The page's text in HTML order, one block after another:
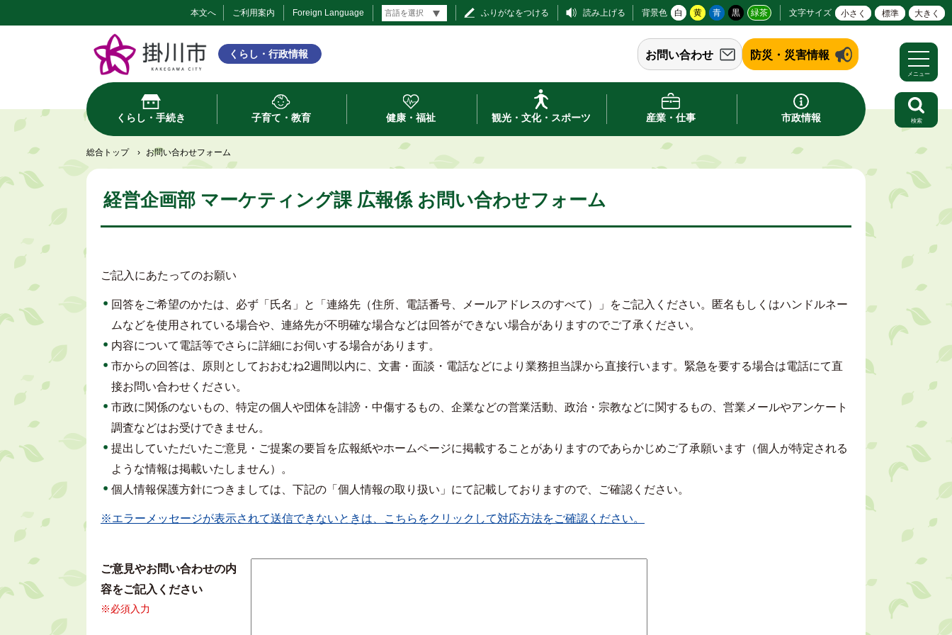
本文へ ご利用案内 Foreign Language ふりがなをつける 読み上げる 背景色 白 黄 青 黒 緑茶 文字サイズ 小さく 標準 大きく
くらし・行政情報 お問い合わせ 防災・災害情報
くらし・手続き 子育て・教育 健康・福祉 観光・文化・スポーツ 産業・仕事 市政情報
メニュー
検索
総合トップ › お問い合わせフォーム
経営企画部 マーケティング課 広報係 お問い合わせフォーム
ご記入にあたってのお願い
回答をご希望のかたは、必ず「氏名」と「連絡先（住所、電話番号、メールアドレスのすべて）」をご記入ください。匿名もしくはハンドルネー
ムなどを使用されている場合や、連絡先が不明確な場合などは回答ができない場合がありますのでご了承ください。
内容について電話等でさらに詳細にお伺いする場合があります。
市からの回答は、原則としておおむね2週間以内に、文書・面談・電話などにより業務担当課から直接行います。緊急を要する場合は電話にて直
接お問い合わせください。
市政に関係のないもの、特定の個人や団体を誹謗・中傷するもの、企業などの営業活動、政治・宗教などに関するもの、営業メールやアンケート
調査などはお受けできません。
提出していただいたご意見・ご提案の要旨を広報紙やホームページに掲載することがありますのであらかじめご了承願います（個人が特定される
ような情報は掲載いたしません）。
個人情報保護方針につきましては、下記の「個人情報の取り扱い」にて記載しておりますので、ご確認ください。
※エラーメッセージが表示されて送信できないときは、こちらをクリックして対応方法をご確認ください。
ご意見やお問い合わせの内
容をご記入ください
※必須入力